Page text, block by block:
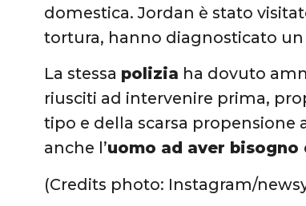
domestica. Jordan è stato
tortura, hanno diagnosticato
La stessa polizia ha dovuto
riusciti ad intervenire prima,
tipo e della scarsa propensione
anche l’uomo ad aver bisogno
(Credits photo: Instagram/